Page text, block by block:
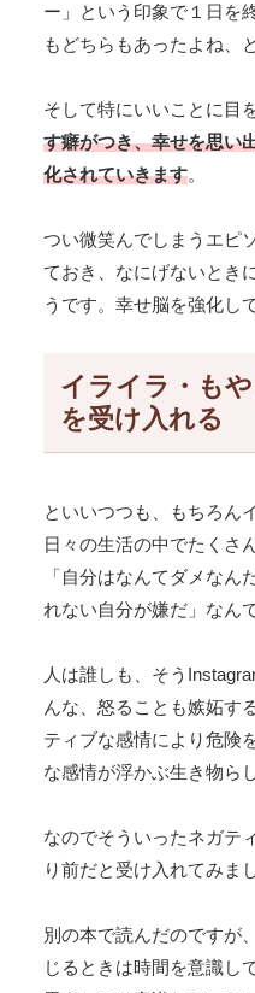
ー」という印象で１日を
もどちらもあったよね、
そして特にいいことに目
す癖がつき、幸せを思い
化されていきます。
つい微笑んでしまうエピ
ておき、なにげないとき
うです。幸せ脳を強化し
イライラ・も
を受け入れる
といいつつも、もちろん
日々の生活の中でたくさ
「自分はなんてダメなん
れない自分が嫌だ」なん
人は誰しも、そう
んな、怒ることも嫉妬す
ティブな感情により危険
な感情が浮かぶ生き物ら
なのでそういったネガテ
り前だと受け入れてみま
別の本で読んだのですが
じるときは時間を意識し